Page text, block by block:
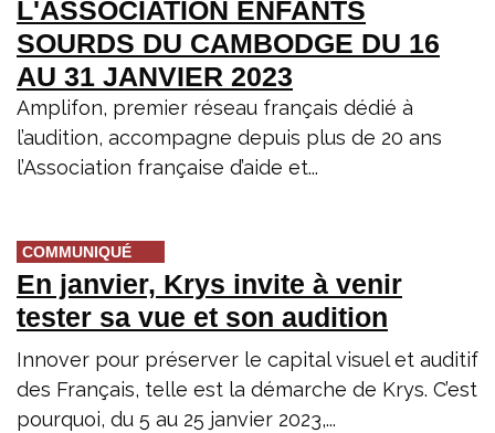
L'ASSOCIATION ENFANTS
SOURDS DU CAMBODGE DU 16
AU 31 JANVIER 2023
Amplifon, premier réseau français dédié à
l’audition, accompagne depuis plus de 20 ans
l’Association française d’aide et...
COMMUNIQUÉ
En janvier, Krys invite à venir
tester sa vue et son audition
Innover pour préserver le capital visuel et auditif
des Français, telle est la démarche de Krys. C’est
pourquoi, du 5 au 25 janvier 2023,...